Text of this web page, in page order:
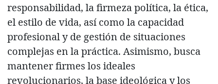
responsabilidad, la firmeza política, la ética,
el estilo de vida, así como la capacidad
profesional y de gestión de situaciones
complejas en la práctica. Asimismo, busca
mantener firmes los ideales
revolucionarios, la base ideológica y los